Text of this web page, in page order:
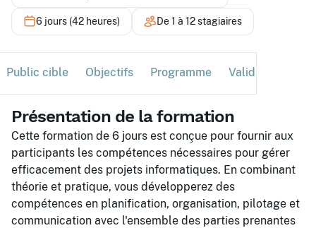
6 jours (42 heures) De 1 à 12 stagiaires
Public cible Objectifs Programme Validation
Présentation de la formation
Cette formation de 6 jours est conçue pour fournir aux
participants les compétences nécessaires pour gérer
efficacement des projets informatiques. En combinant
théorie et pratique, vous développerez des
compétences en planification, organisation, pilotage et
communication avec l'ensemble des parties prenantes